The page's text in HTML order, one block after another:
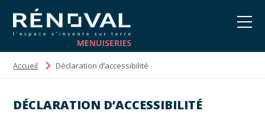
Accueil Déclaration d’accessibilité
DÉCLARATION D’ACCESSIBILITÉ